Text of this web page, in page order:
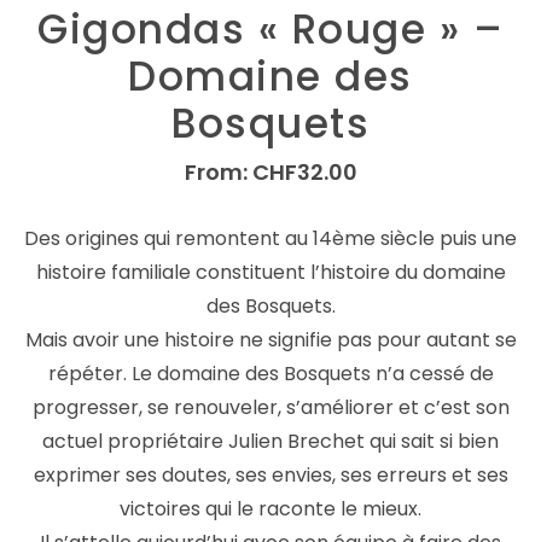
Gigondas « Rouge » –
Domaine des
Bosquets
From: CHF32.00
Des origines qui remontent au 14ème siècle puis une
histoire familiale constituent l’histoire du domaine
des Bosquets.
Mais avoir une histoire ne signifie pas pour autant se
répéter. Le domaine des Bosquets n’a cessé de
progresser, se renouveler, s’améliorer et c’est son
actuel propriétaire Julien Brechet qui sait si bien
exprimer ses doutes, ses envies, ses erreurs et ses
victoires qui le raconte le mieux.